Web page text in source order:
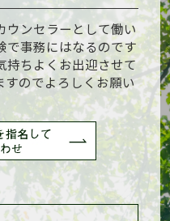
ウンセラーとして働い
で事務にはなるのです
持ちよくお出迎させて
すのでよろしくお願い